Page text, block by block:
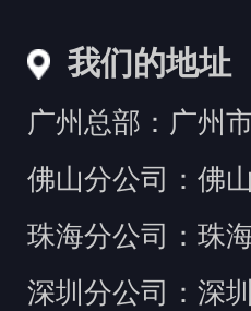
我们的地址
广州总部：广州
佛山分公司：佛
珠海分公司：珠
深圳分公司：深